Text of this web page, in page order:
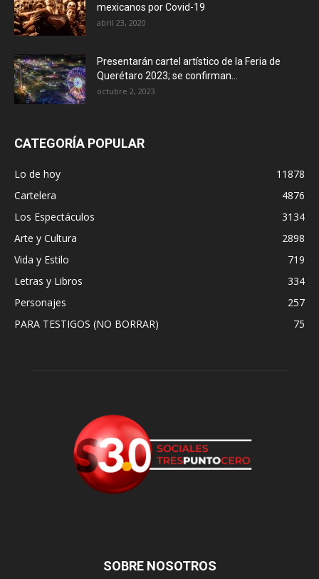
mexicanos por Covid-19
abril 23, 2020
Presentarán cartel artístico de la Feria de
Querétaro 2023; se confirman...
octubre 2, 2023
CATEGORÍA POPULAR
Lo de hoy
11878
Cartelera
4876
Los Espectáculos
3134
Arte y Cultura
2898
Vida y Estilo
719
Letras y Libros
334
Personajes
257
PARA TESTIGOS (NO BORRAR)
75
SOBRE NOSOTROS